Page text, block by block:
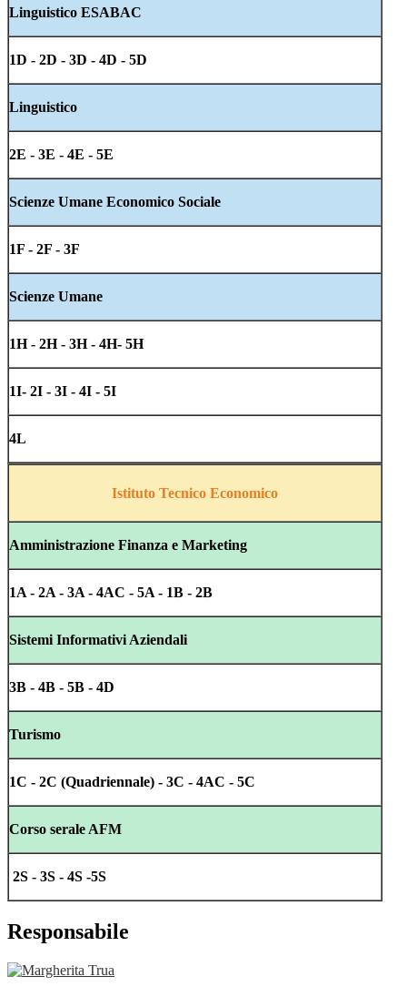
Linguistico ESABAC
1D - 2D - 3D - 4D - 5D
Linguistico
2E - 3E - 4E - 5E
Scienze Umane Economico Sociale
1F - 2F - 3F
Scienze Umane
1H - 2H - 3H - 4H- 5H
1I- 2I - 3I - 4I - 5I
4L
Istituto Tecnico Economico
Amministrazione Finanza e Marketing
1A - 2A - 3A - 4AC - 5A - 1B - 2B
Sistemi Informativi Aziendali
3B - 4B - 5B - 4D
Turismo
1C - 2C (Quadriennale) - 3C - 4AC - 5C
Corso serale AFM
2S - 3S - 4S -5S
Responsabile